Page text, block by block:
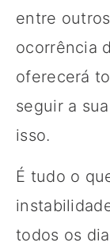
entre
ocorrência
oferecerá
seguir a
isso.
É tudo o
todos os